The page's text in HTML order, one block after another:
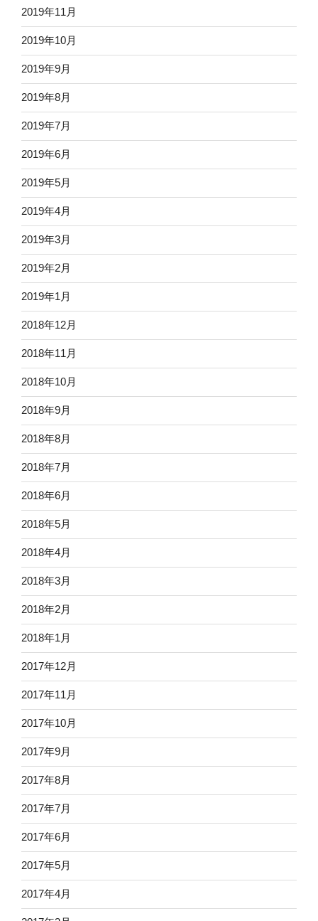
2019年11月
2019年10月
2019年9月
2019年8月
2019年7月
2019年6月
2019年5月
2019年4月
2019年3月
2019年2月
2019年1月
2018年12月
2018年11月
2018年10月
2018年9月
2018年8月
2018年7月
2018年6月
2018年5月
2018年4月
2018年3月
2018年2月
2018年1月
2017年12月
2017年11月
2017年10月
2017年9月
2017年8月
2017年7月
2017年6月
2017年5月
2017年4月